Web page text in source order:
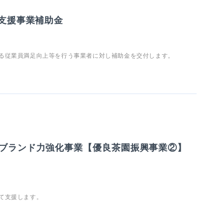
援事業補助金
業員満足向上等を行う事業者に対し補助金を交付します。
ランド力強化事業【優良茶園振興事業②】
支援します。